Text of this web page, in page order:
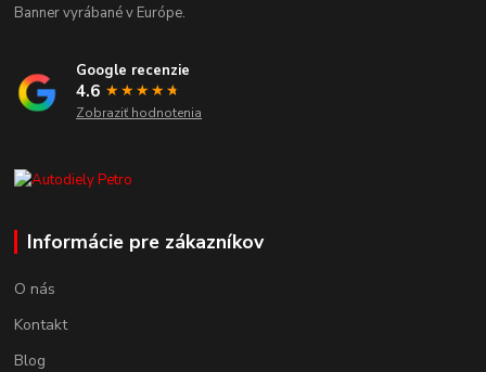
Banner vyrábané v Európe.
Google recenzie
4.6 ★★★★★
★
Zobraziť hodnotenia
Informácie pre zákazníkov
O nás
Kontakt
Blog